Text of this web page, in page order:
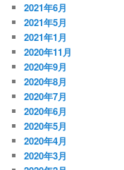
2021年6月
2021年5月
2021年1月
2020年11月
2020年9月
2020年8月
2020年7月
2020年6月
2020年5月
2020年4月
2020年3月